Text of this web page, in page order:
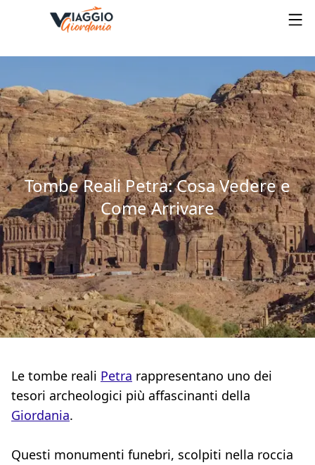
Tombe Reali Petra: Cosa Vedere e
Come Arrivare
Le tombe reali Petra rappresentano uno dei
tesori archeologici più affascinanti della
Giordania.
Questi monumenti funebri, scolpiti nella roccia